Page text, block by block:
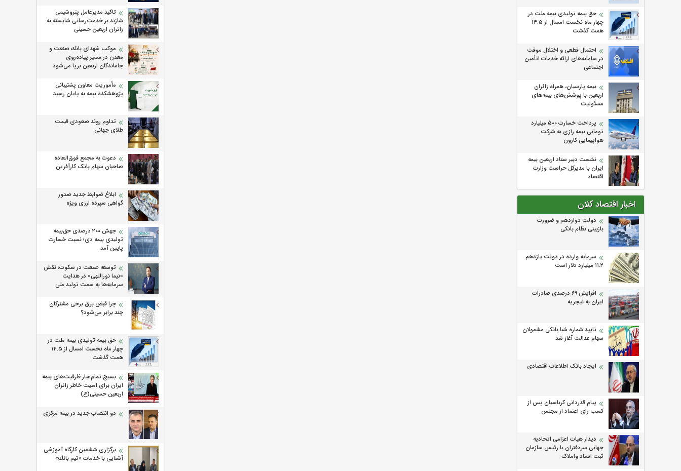
حق بیمه تولیدی بیمه ملت در
چهار ماه نخست امسال از 14.5
همت گذشت
احتمال قطعی و اختلال موقت
در سامانه‌های ارائه خدمات اتأمین
اجتماعی
بیمه پارسیان، همراه زائران
اربعین با پوشش‌های بیمه‌های
مسئولیت
پرداخت خسارت ۵۰۰ میلیارد
تومانی بیمه رازی به شرکت
هواپیمایی کارون
نشست دبیر ستاد اربعین بیمه
ایران با مدیرکل حراست وزارت
اقتصاد
اخبار اقتصاد کلان
دولت دوازدهم و ضرورت
بازبینی نظام بانکی
سرمایه وارده در دولت یازدهم
۱۱.۲ میلیارد دلار است
افزایش 69 درصدی صادرات
ایران به نیجریه
تایید شماره شبا بانکی مشمولان
سهام عدالت آغاز شد
ایجاد بانک اطلاعات اقتصادی
پیام قدردانی کرباسیان پس از
کسب رای اعتماد از مجلس
دیدار هیات اعزامی اتحادیه
جهانی سردفتران با رئیس سازمان
ثبت اسناد واملاک
تاکید مدیرعامل پتروشیمی
شازند بر خدمت‌رسانی شایسته به
زائران اربعین حسینی
موكب شهدای بانك صنعت و
معدن در مسیر پیاده‌روی
جاماندگان اربعین برپا می‌شود
مأموریت معاون پشتیبانی
پژوهشكده بیمه به پایان رسید
تداوم روند صعودی قیمت
طلای جهانی
دعوت به مجمع فوق‌العاده
صاحبان سهام بانک کارآفرین
ابلاغ ضوابط جدید صدور
گواهی سپرده ارزی ویژه
جهش ۲۰۰ درصدی حق‌بیمه
تولیدی بیمه دی؛ نسبت خسارت
پایین آمد
توسعه صنعت در سکوت؛ نقش
«نیما نوراللهی» در هدایت
سرمایه‌ها به سمت تولید ملی
چرا قبض برق برخی مشترکان
چند برابر می‌شود؟
حق بیمه تولیدی بیمه ملت در
چهار ماه نخست امسال از 14.5
همت گذشت
بسیج تمام‌عیار ظرفیت‌های بیمه
ایران برای امنیت خاطر زائران
اربعین حسینی(ع)
دو انتصاب جدید در بیمه مرکزی
برگزاری ششمین كارگاه آموزشی
آشنایی با خدمات «تیم بانك»